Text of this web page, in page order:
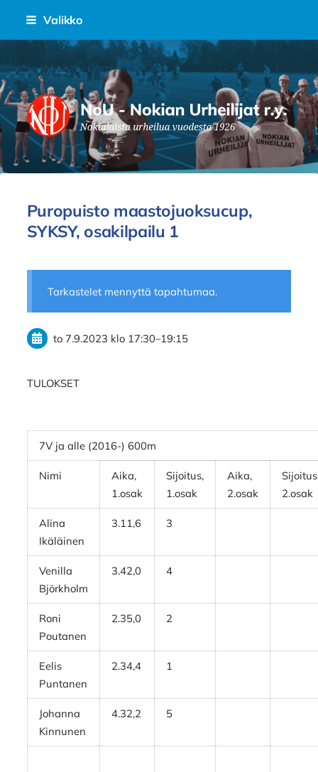
Siirry
sisältöön
Valikko
Nokian Urheilijat Ry.
Puropuisto maastojuoksucup,
SYKSY, osakilpailu 1
Tarkastelet mennyttä tapahtumaa.
to 7.9.2023 klo 17:30–19:15
TULOKSET
7V ja alle (2016-) 600m
Nimi
Aika,
1.osak
Sijoitus,
1.osak
Aika,
2.osak
2.osak
Alina
Ikäläinen
3.11,6 3
Venilla
Björkholm
3.42,0 4
Roni
Poutanen
2.35,0 2
Eelis
Puntanen
2.34,4 1
Johanna
Kinnunen
4.32,2 5